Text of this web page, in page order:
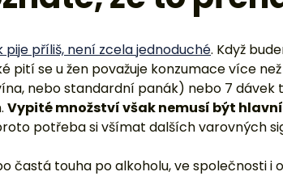
pije příliš, není zcela jednoduché. Když
pití se u žen považuje konzumace více
nebo standardní panák) nebo 7 dávek
Vypité množství však nemusí být
potřeba si všímat dalších varovných
častá touha po alkoholu, ve společnosti i